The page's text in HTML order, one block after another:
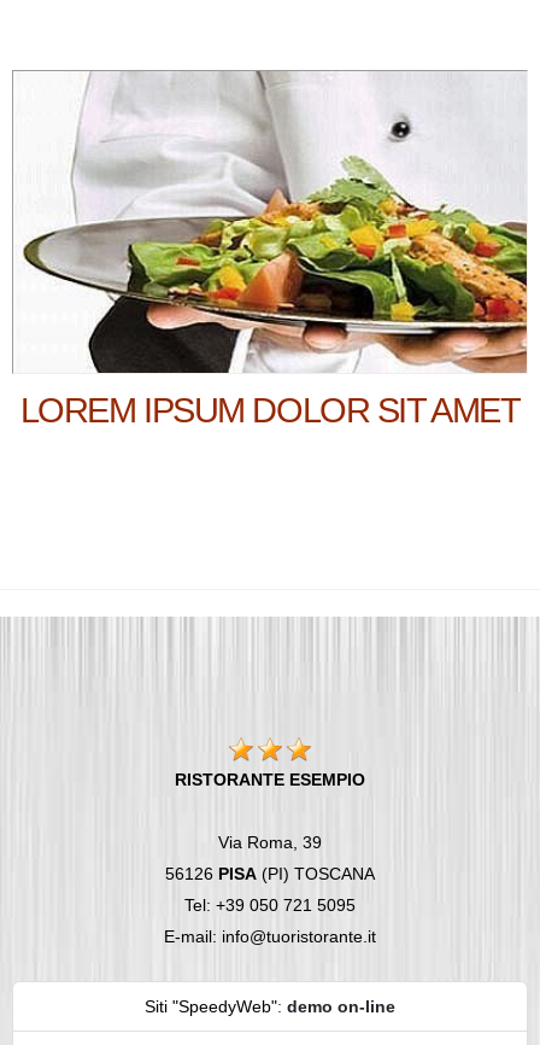
LOREM IPSUM DOLOR SIT AMET
RISTORANTE ESEMPIO
Via Roma, 39
56126 PISA (PI) TOSCANA
Tel: +39 050 721 5095
E-mail: info@tuoristorante.it
Siti "SpeedyWeb": demo on-line